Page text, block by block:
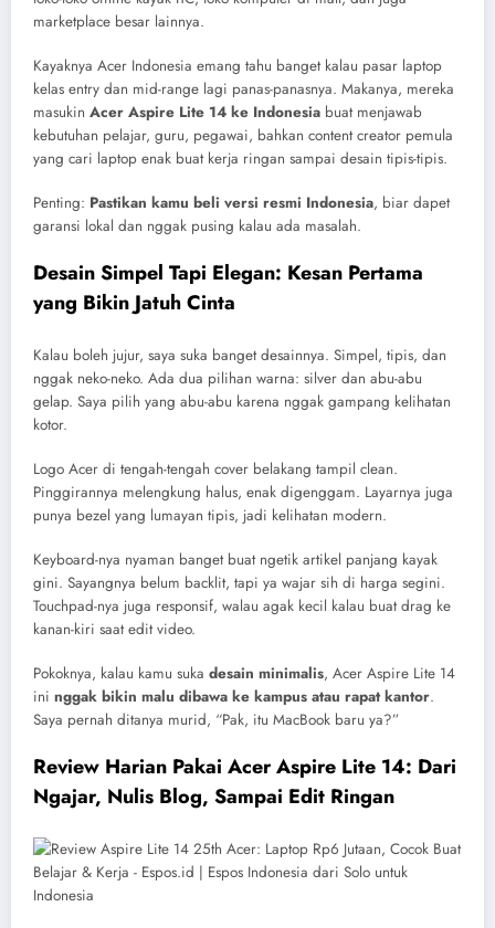
marketplace besar lainnya.
Kayaknya Acer Indonesia emang tahu banget kalau pasar laptop
kelas entry dan mid-range lagi panas-panasnya. Makanya, mereka
masukin Acer Aspire Lite 14 ke Indonesia buat menjawab
kebutuhan pelajar, guru, pegawai, bahkan content creator pemula
yang cari laptop enak buat kerja ringan sampai desain tipis-tipis.
Penting: Pastikan kamu beli versi resmi Indonesia, biar dapet
garansi lokal dan nggak pusing kalau ada masalah.
Desain Simpel Tapi Elegan: Kesan Pertama
yang Bikin Jatuh Cinta
Kalau boleh jujur, saya suka banget desainnya. Simpel, tipis, dan
nggak neko-neko. Ada dua pilihan warna: silver dan abu-abu
gelap. Saya pilih yang abu-abu karena nggak gampang kelihatan
kotor.
Logo Acer di tengah-tengah cover belakang tampil clean.
Pinggirannya melengkung halus, enak digenggam. Layarnya juga
punya bezel yang lumayan tipis, jadi kelihatan modern.
Keyboard-nya nyaman banget buat ngetik artikel panjang kayak
gini. Sayangnya belum backlit, tapi ya wajar sih di harga segini.
Touchpad-nya juga responsif, walau agak kecil kalau buat drag ke
kanan-kiri saat edit video.
Pokoknya, kalau kamu suka desain minimalis, Acer Aspire Lite 14
ini nggak bikin malu dibawa ke kampus atau rapat kantor.
Saya pernah ditanya murid, “Pak, itu MacBook baru ya?”
Review Harian Pakai Acer Aspire Lite 14: Dari
Ngajar, Nulis Blog, Sampai Edit Ringan